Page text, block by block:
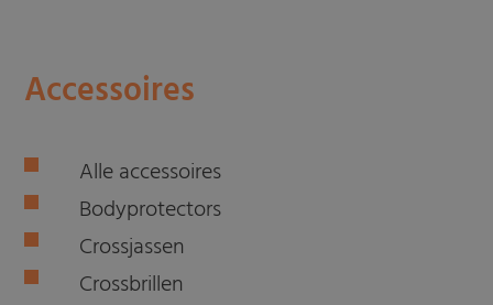
Accessoires
Alle accessoires
Bodyprotectors
Crossjassen
Crossbrillen